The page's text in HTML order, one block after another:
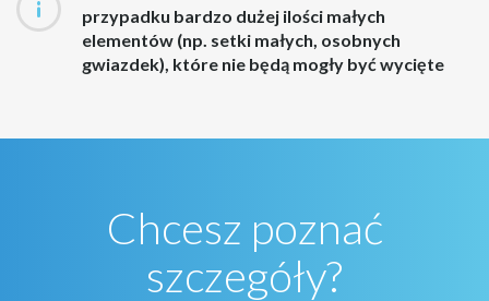
przypadku bardzo dużej ilości małych
elementów (np. setki małych, osobnych
gwiazdek), które nie będą mogły być wycięte
Chcesz poznać
szczegóły?